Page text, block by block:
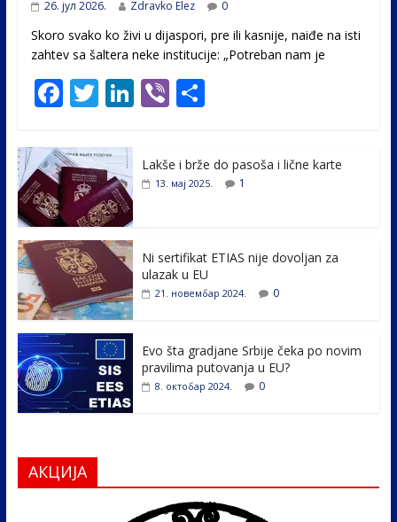
26. јул 2026. Zdravko Elez 0
Skoro svako ko živi u dijaspori, pre ili kasnije, naiđe na isti
zahtev sa šaltera neke institucije: „Potreban nam je
F
e
b
o
o
k
T
itt
er
Li
e
Vi
er
S
ar
e
Lakše i brže do pasoša i lične karte
13. мај 2025. 1
Ni sertifikat ETIAS nije dovoljan za
ulazak u EU
21. новембар 2024. 0
Evo šta gradjane Srbije čeka po novim
pravilima putovanja u EU?
8. октобар 2024. 0
АКЦИЈА